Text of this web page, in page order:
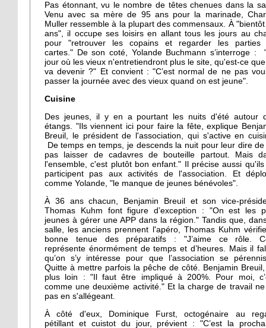
Pas étonnant, vu le nombre de têtes chenues dans la
Venu avec sa mère de 95 ans pour la marinade,
Muller ressemble à la plupart des commensaux. À
ans", il occupe ses loisirs en allant tous les jours au
pour "retrouver les copains et regarder les parties
cartes." De son coté, Yolande Buchmann s’interroge :
jour où les vieux n'entretiendront plus le site, qu'est-ce
va devenir ?" Et convient : "C’est normal de ne pas
passer la journée avec des vieux quand on est jeune".
Cuisine
Des jeunes, il y en a pourtant les nuits d'été autour
étangs. "Ils viennent ici pour faire la fête, explique
Breuil, le président de l'association, qui s'active en
De temps en temps, je descends la nuit pour leur dire
pas laisser de cadavres de bouteille partout. Mais
l'ensemble, c'est plutôt bon enfant." Il précise aussi
participent pas aux activités de l'association. Et
comme Yolande, "le manque de jeunes bénévoles".
À 36 ans chacun, Benjamin Breuil et son vice-
Thomas Kuhm font figure d’exception : "On est les
jeunes à gérer une APP dans la région." Tandis que,
salle, les anciens prennent l'apéro, Thomas Kuhm
bonne tenue des préparatifs : "J’aime ce rôle.
représente énormément de temps et d’heures. Mais il
qu’on s’y intéresse pour que l’association se
Quitte à mettre parfois la pêche de côté. Benjamin
plus loin : "Il faut être impliqué à 200%. Pour moi,
comme une deuxième activité." Et la charge de travail
pas en s'allégeant.
À côté d'eux, Dominique Furst, octogénaire au
pétillant et cuistot du jour, prévient : "C’est la